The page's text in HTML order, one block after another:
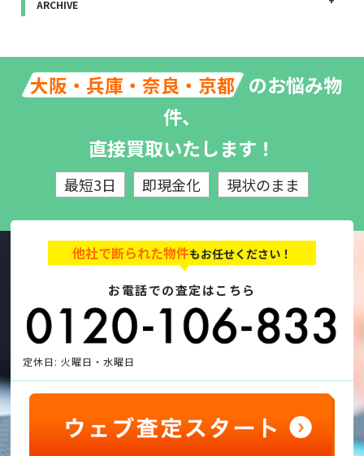
ARCHIVE
大阪・兵庫・奈良・京都 のお悩み物
件、
直接買取いたします！
最短3日 即現金化 現状のまま
他社で断られた物件もお任せください！
お電話での査定はこちら
定休日: 火曜日・水曜日